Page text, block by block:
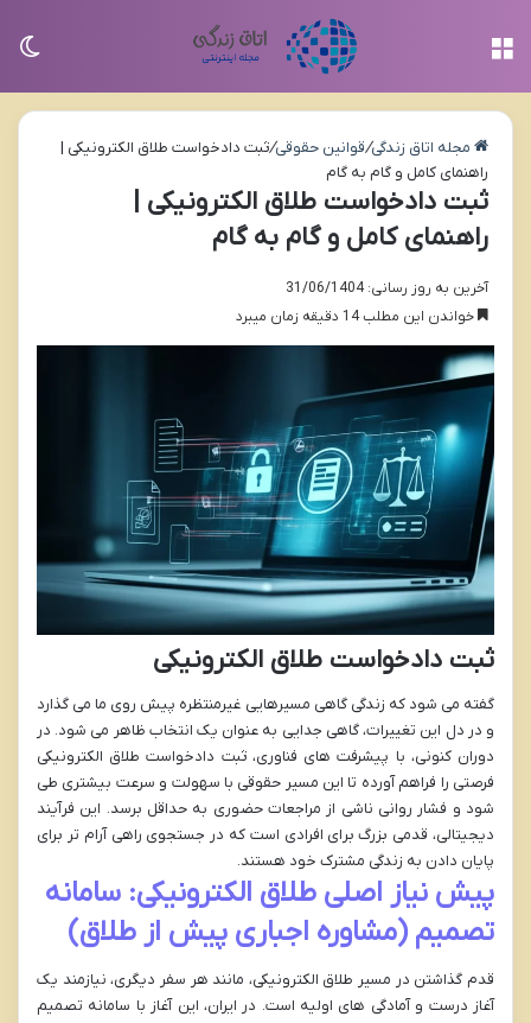
مجله اتاق زندگی/قوانین حقوقی/ثبت دادخواست طلاق الکترونیکی |
راهنمای کامل و گام به گام
ثبت دادخواست طلاق الکترونیکی |
راهنمای کامل و گام به گام
آخرین به روز رسانی: 31/06/1404
خواندن این مطلب 14 دقیقه زمان میبرد
ثبت دادخواست طلاق الکترونیکی
گفته می شود که زندگی گاهی مسیرهایی غیرمنتظره پیش روی ما می گذارد
و در دل این تغییرات، گاهی جدایی به عنوان یک انتخاب ظاهر می شود. در
دوران کنونی، با پیشرفت های فناوری، ثبت دادخواست طلاق الکترونیکی
فرصتی را فراهم آورده تا این مسیر حقوقی با سهولت و سرعت بیشتری طی
شود و فشار روانی ناشی از مراجعات حضوری به حداقل برسد. این فرآیند
دیجیتالی، قدمی بزرگ برای افرادی است که در جستجوی راهی آرام تر برای
پایان دادن به زندگی مشترک خود هستند.
پیش نیاز اصلی طلاق الکترونیکی: سامانه
تصمیم (مشاوره اجباری پیش از طلاق)
قدم گذاشتن در مسیر طلاق الکترونیکی، مانند هر سفر دیگری، نیازمند یک
آغاز درست و آمادگی های اولیه است. در ایران، این آغاز با سامانه تصمیم